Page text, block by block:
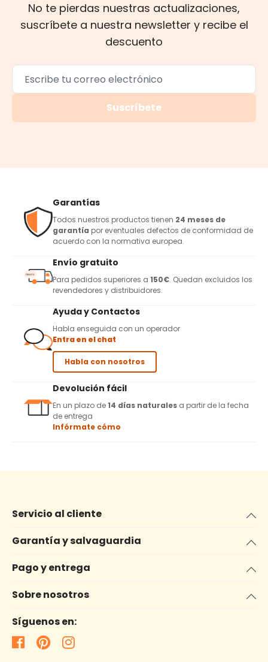
No te pierdas nuestras actualizaciones,
suscríbete a nuestra newsletter y recibe el
descuento
Suscríbete
Garantías
Todos nuestros productos tienen 24 meses de
garantía por eventuales defectos de conformidad de
acuerdo con la normativa europea.
Envío gratuito
Para pedidos superiores a 150€. Quedan excluidos los
revendedores y distribuidores.
Ayuda y Contactos
Habla enseguida con un operador
Entra en el chat
Habla con nosotros
Devolución fácil
En un plazo de14 días naturales a partir de la fecha
de entrega
Infórmate cómo
Servicio al cliente
Garantía y salvaguardia
Pago y entrega
Sobre nosotros
Síguenos en: